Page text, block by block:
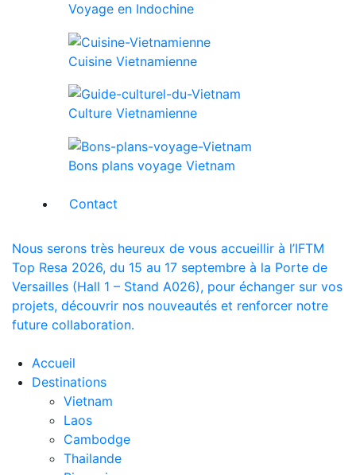
Voyage en Indochine
Cuisine Vietnamienne
Culture Vietnamienne
Bons plans voyage Vietnam
Contact
Nous serons très heureux de vous accueillir à l’IFTM
Top Resa 2026, du 15 au 17 septembre à la Porte de
Versailles (Hall 1 – Stand A026), pour échanger sur vos
projets, découvrir nos nouveautés et renforcer notre
future collaboration.
Accueil
Destinations
Vietnam
Laos
Cambodge
Thailande